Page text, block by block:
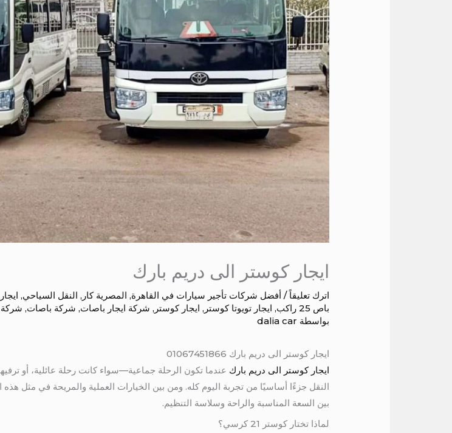
ايجار كوستر الى دريم بارك
اترك تعليقاً /أفضل شركات تأجير سيارات في القاهرة, المصرية كار , النقل السياحي, ايجار
باص 25 راكب
, ايجار تويوتا كوستر , ايجار كوستر , شركة ايجار باصات, شركة باصات,
بواسطة dalia car
ايجار كوستر الى دريم بارك 01067451866
ايجار كوستر الى دريم بارك عندما تكون الرحلة جماعية—سواء كانت رحلة عائلية، أو
النقل جزءًا أساسيًا من تجربة اليوم كله. ومن بين الخيارات العملية والمريحة في مثل هذه
بين السعة المناسبة والراحة وسلاسة التنظيم.
لماذا تختار كوستر 21 كرسي؟